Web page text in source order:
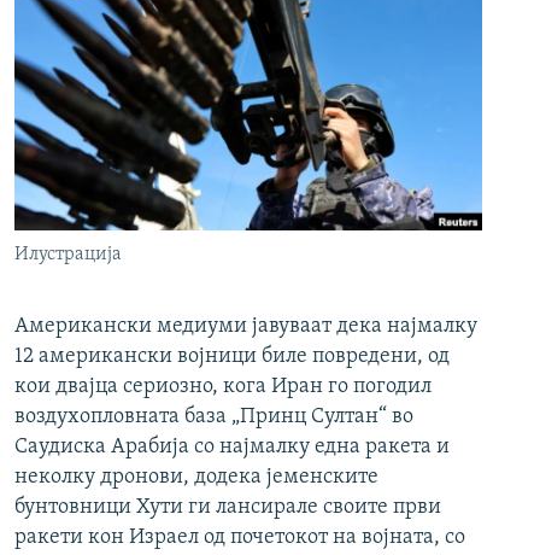
Илустрација
Американски медиуми јавуваат дека најмалку
12 американски војници биле повредени, од
кои двајца сериозно, кога Иран го погодил
воздухопловната база „Принц Султан“ во
Саудиска Арабија со најмалку една ракета и
неколку дронови, додека јеменските
бунтовници Хути ги лансирале своите први
ракети кон Израел од почетокот на војната, со